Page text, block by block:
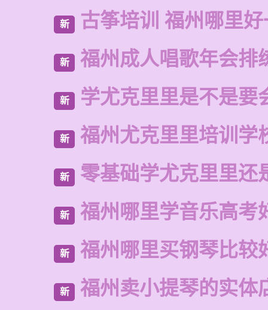
新 古筝培训 福州哪里
新 福州成人唱歌年会排
新 学尤克里里是不是要
新 福州尤克里里培训学
新 零基础学尤克里里还
新 福州哪里学音乐高考
新 福州哪里买钢琴比较
新 福州卖小提琴的实体